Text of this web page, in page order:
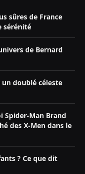
sûres de France
sérénité
de Bernard
un doublé céleste
Spider-Man Brand
des X-Men dans le
? Ce que dit